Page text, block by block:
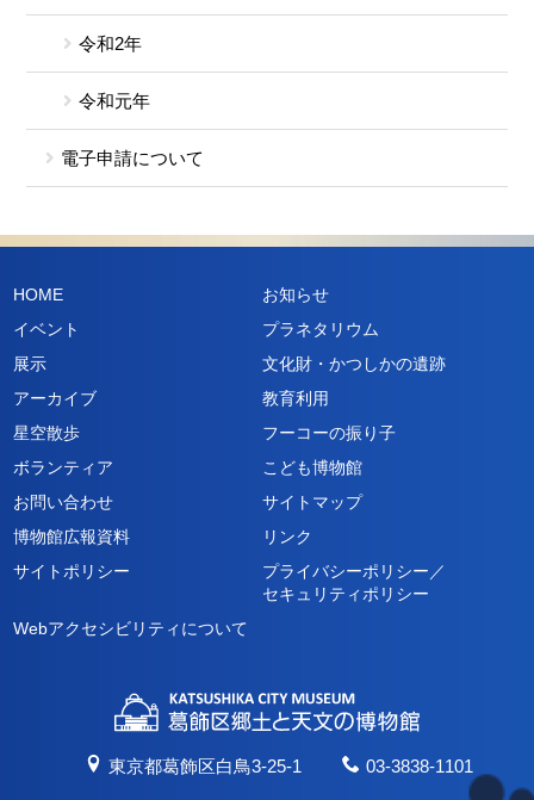
令和2年
令和元年
電子申請について
HOME
お知らせ
イベント
プラネタリウム
展示
文化財・かつしかの遺跡
アーカイブ
教育利用
星空散歩
フーコーの振り子
ボランティア
こども博物館
お問い合わせ
サイトマップ
博物館広報資料
リンク
サイトポリシー
プライバシーポリシー／
セキュリティポリシー
Webアクセシビリティについて
東京都葛飾区白鳥3-25-1 03-3838-1101